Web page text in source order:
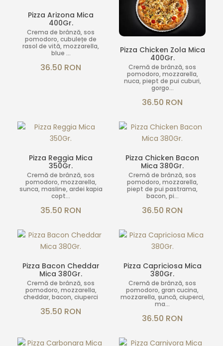
Pizza Arizona Mica
400Gr.
Crema de brânză, sos
pomodoro, cubulețe de
rasol de vită, mozzarella,
blue ...
36.50 RON
Pizza Chicken Zola Mica
400Gr.
Cremă de brânză, sos
pomodoro, mozzarella,
nuca, piept de pui cuburi,
gorgo...
36.50 RON
Pizza Reggia Mica
350Gr.
Cremă de brânză, sos
pomodoro, mozzarella,
sunca, masline, ardei kapia
copt...
35.50 RON
Pizza Chicken Bacon
Mica 380Gr.
Cremă de brânză, sos
pomodoro, mozzarella,
piept de pui pastrama,
bacon, pi...
36.50 RON
Pizza Bacon Cheddar
Mica 380Gr.
Cremă de brânză, sos
pomodoro, mozzarella,
cheddar, bacon, ciuperci
35.50 RON
Pizza Capriciosa Mica
380Gr.
Cremă de brânză, sos
pomodoro, gran cucina,
mozzarella, șuncă, ciuperci,
ma...
36.50 RON